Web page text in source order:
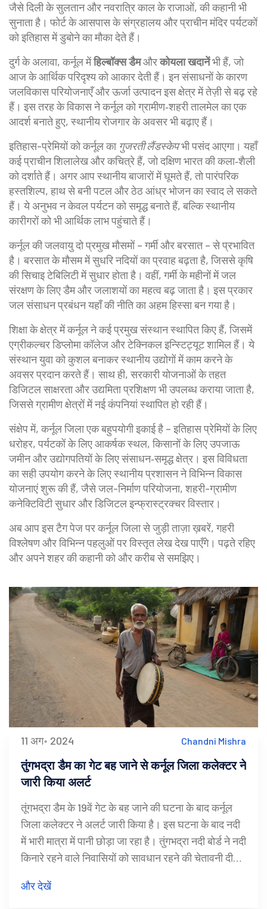
जैसे दिली के सुलतान और नवरात्रि काल के राजाओं, की कहानी भी
सुनाता है। फोर्ट के आसपास के संग्रहालय और प्राचीन मंदिर पर्यटकों
को इतिहास में डुबोने का मौका देते हैं।
दुर्ग के अलावा, कर्नूल मेंहिल्बॉक्स डैमऔरकोयला खदानेंभी हैं, जो
आज के आर्थिक परिदृश्य को आकार देती हैं। इन संसाधनों के कारण
जलविकास परियोजनाएँ और ऊर्जा उत्पादन इस क्षेत्र में तेज़ी से बढ़ रहे
हैं। इस तरह के विकास ने कर्नूल को ग्रामीण‑शहरी तालमेल का एक
आदर्श बनाते हुए, स्थानीय रोजगार के अवसर भी बढ़ाए हैं।
इतिहास-प्रेमियों को कर्नूल का गुजरती लैंडस्केपभी पसंद आएगा। यहाँ
कई प्राचीन शिलालेख और कचित्रे हैं, जो दक्षिण भारत की कला‑शैली
को दर्शाते हैं। अगर आप स्थानीय बाजारों में घूमते हैं, तो पारंपरिक
हस्तशिल्प, हाथ से बनी पटल और ठेठ आंध्र भोजन का स्वाद ले सकते
हैं। ये अनुभव न केवल पर्यटन को समृद्ध बनाते हैं, बल्कि स्थानीय
कारीगरों को भी आर्थिक लाभ पहुंचाते हैं।
कर्नूल की जलवायु दो प्रमुख मौसमों – गर्मी और बरसात – से प्रभावित
है। बरसात के मौसम में सुधरि नदियों का प्रवाह बढ़ता है, जिससे कृषि
की सिचाइ टेबिलिटी में सुधार होता है। वहीं, गर्मी के महीनों में जल
संरक्षण के लिए डैम और जलाशयों का महत्व बढ़ जाता है। इस प्रकार
जल संसाधन प्रबंधन यहाँ की नीति का अहम हिस्सा बन गया है।
शिक्षा के क्षेत्र में कर्नूल ने कई प्रमुख संस्थान स्थापित किए हैं, जिसमें
एग्रीकल्चर डिप्लोमा कॉलेज और टेक्निकल इन्स्टिट्यूट शामिल हैं। ये
संस्थान युवा को कुशल बनाकर स्थानीय उद्योगों में काम करने के
अवसर प्रदान करते हैं। साथ ही, सरकारी योजनाओं के तहत
डिजिटल साक्षरता और उद्यमिता प्रशिक्षण भी उपलब्ध कराया जाता है,
जिससे ग्रामीण क्षेत्रों में नई कंपनियां स्थापित हो रही हैं।
संक्षेप में, कर्नूल जिला एक बहुपयोगी इकाई है – इतिहास प्रेमियों के लिए
धरोहर, पर्यटकों के लिए आकर्षक स्थल, किसानों के लिए उपजाऊ
जमीन और उद्योगपतियों के लिए संसाधन‑समृद्ध क्षेत्र। इस विविधता
का सही उपयोग करने के लिए स्थानीय प्रशासन ने विभिन्न विकास
योजनाएं शुरू की हैं, जैसे जल-निर्माण परियोजना, शहरी-ग्रामीण
कनेक्टिविटी सुधार और डिजिटल इन्फ्रास्ट्रक्चर विस्तार।
अब आप इस टैग पेज पर कर्नूल जिला से जुड़ी ताज़ा ख़बरें, गहरी
विश्लेषण और विभिन्न पहलुओं पर विस्तृत लेख देख पाएँगे। पढ़ते रहिए
और अपने शहर की कहानी को और करीब से समझिए।
11 अग॰ 2024 Chandni Mishra
तुंगभद्रा डैम का गेट बह जाने से कर्नूल जिला कलेक्टर ने
जारी किया अलर्ट
तूंगभद्रा डैम के 19वें गेट के बह जाने की घटना के बाद कर्नूल
जिला कलेक्टर ने अलर्ट जारी किया है। इस घटना के बाद नदी
में भारी मात्रा में पानी छोड़ा जा रहा है। तुंगभद्रा नदी बोर्ड ने नदी
किनारे रहने वाले निवासियों को सावधान रहने की चेतावनी दी
और देखें